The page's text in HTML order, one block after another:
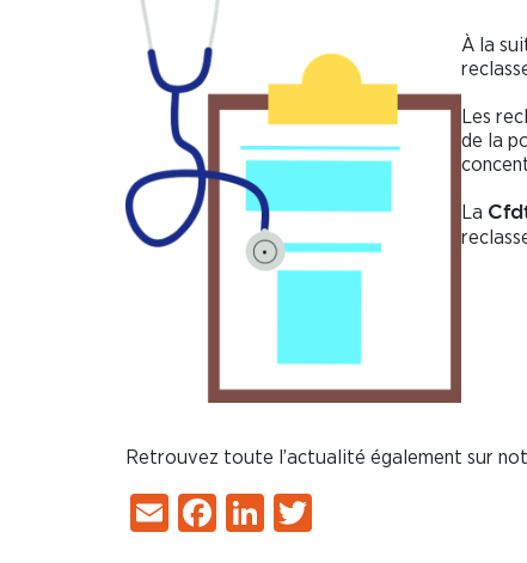
À la
Les
de la
La
Retrouvez toute l’actualité également sur
EmailFacebook
LinkedIn